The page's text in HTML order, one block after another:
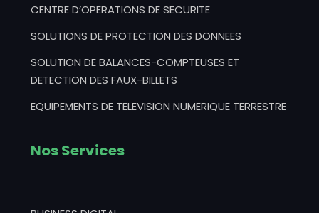
CENTRE D’OPERATIONS DE SECURITE
SOLUTIONS DE PROTECTION DES DONNEES
SOLUTION DE BALANCES-COMPTEUSES ET
DETECTION DES FAUX-BILLETS
EQUIPEMENTS DE TELEVISION NUMERIQUE TERRESTRE
Nos Services